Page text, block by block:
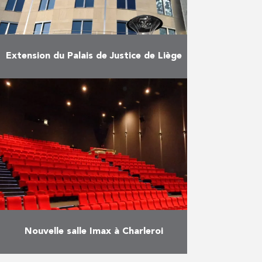
Extension du Palais de Justice de Liège
Construction des extensions du
Palais de Justice. Le projet
consiste en un ensemble de cinq
bâtiments construits rue de
Bruxelles, rue du Fond Saint – …
En savoir plus
Nouvelle salle Imax à Charleroi